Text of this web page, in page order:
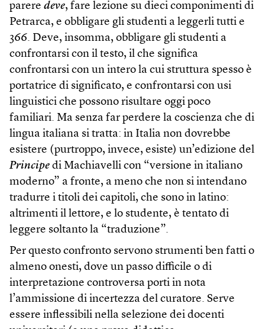
parere deve, fare lezione su dieci componimenti di
Petrarca, e obbligare gli studenti a leggerli tutti e
366. Deve, insomma, obbligare gli studenti a
confrontarsi con il testo, il che significa
confrontarsi con un intero la cui struttura spesso è
portatrice di significato, e confrontarsi con usi
linguistici che possono risultare oggi poco
familiari. Ma senza far perdere la coscienza che di
lingua italiana si tratta: in Italia non dovrebbe
esistere (purtroppo, invece, esiste) un’edizione del
Principe di Machiavelli con “versione in italiano
moderno” a fronte, a meno che non si intendano
tradurre i titoli dei capitoli, che sono in latino:
altrimenti il lettore, e lo studente, è tentato di
leggere soltanto la “traduzione”.
Per questo confronto servono strumenti ben fatti o
almeno onesti, dove un passo difficile o di
interpretazione controversa porti in nota
l’ammissione di incertezza del curatore. Serve
essere inflessibili nella selezione dei docenti